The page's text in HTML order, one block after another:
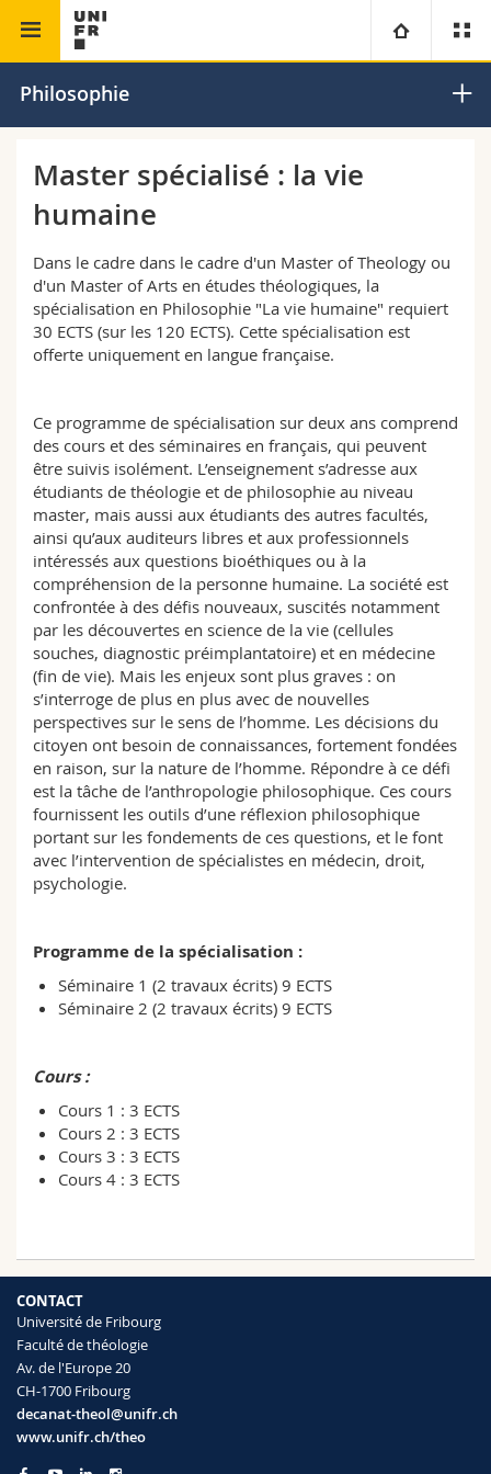
Université
Campus
Recherche
Université
Théologie
Droit
Sciences économiques et sociales et management
Sciences de l'éducation et de la formation
Sciences et médecine
Interfacultaire
Vous êtes
Futurs étudiants
Etudiants
Chercheurs
Collaborateurs
Doctorants
Ressources
Annuaire du personnel
Bibliothèques
Webmail
Programme des cours
MyUnifr
Philosophie
Master spécialisé : la vie
humaine
Dans le cadre dans le cadre d'un Master of Theology ou
d'un Master of Arts en études théologiques, la
spécialisation en Philosophie "La vie humaine" requiert
30 ECTS (sur les 120 ECTS). Cette spécialisation est
offerte uniquement en langue française.
Ce programme de spécialisation sur deux ans comprend
des cours et des séminaires en français, qui peuvent
être suivis isolément. L’enseignement s’adresse aux
étudiants de théologie et de philosophie au niveau
master, mais aussi aux étudiants des autres facultés,
ainsi qu’aux auditeurs libres et aux professionnels
intéressés aux questions bioéthiques ou à la
compréhension de la personne humaine. La société est
confrontée à des défis nouveaux, suscités notamment
par les découvertes en science de la vie (cellules
souches, diagnostic préimplantatoire) et en médecine
(fin de vie). Mais les enjeux sont plus graves : on
s’interroge de plus en plus avec de nouvelles
perspectives sur le sens de l’homme. Les décisions du
citoyen ont besoin de connaissances, fortement fondées
en raison, sur la nature de l’homme. Répondre à ce défi
est la tâche de l’anthropologie philosophique. Ces cours
fournissent les outils d’une réflexion philosophique
portant sur les fondements de ces questions, et le font
avec l’intervention de spécialistes en médecin, droit,
psychologie.
Programme de la spécialisation :
Séminaire 1 (2 travaux écrits) 9 ECTS
Séminaire 2 (2 travaux écrits) 9 ECTS
Cours :
Cours 1 : 3 ECTS
Cours 2 : 3 ECTS
Cours 3 : 3 ECTS
Cours 4 : 3 ECTS
CONTACT
Université de Fribourg
Faculté de théologie
Av. de l'Europe 20
CH-1700 Fribourg
decanat-theol@unifr.ch
www.unifr.ch/theo